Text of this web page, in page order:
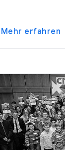
Mehr erfahren